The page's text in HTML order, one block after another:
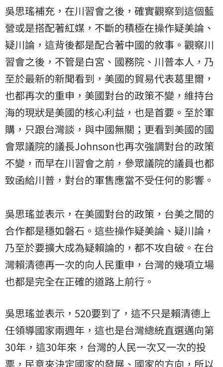
吳思瑤補充，在川習會之後，確實觀察到這個藍
營或是搭配著紅媒，不斷的積極在操作疑美論、
疑川論，這背後都是配合著中國的敘事。觀察川
習會之後，不管是白宮、國務院、川普本人，乃
至於最新的新聞看到，美國的貿易代表葛里爾，
也都再次的重申，美國對台的政策不變，維持台
海的現狀是美國的核心利益，也是首要。至於軍
購，只跟台灣談，與中國無關；更看到美國的國
會眾議院的議長Johnson也再次強調對台的政策
不變，而早在川習會之前，參眾議院的議員也都
致函給川普，對台的軍售應當不受任何的影響。
吳思瑤並表示，在美國對台的政策，台美之間的
合作都是穩如磐石。這些操作疑美論、疑川論，
乃至於要擴大成為疑賴論的，都不攻自破。在台
灣賴清德再一次的向人民重申，台灣的幾項立場
也都是完全在正確的道路上前行。
吳思瑤並表示，520要到了，這不只是賴清德上
任領導國家兩週年，這也是台灣總統直選邁向第
30年，這30年來，台灣的人民一次又一次的投
票，民意來決定國家的發展、國家的方向，所以